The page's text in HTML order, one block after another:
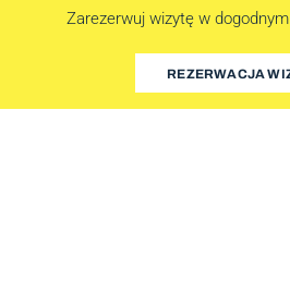
Zarezerwuj wizytę w
REZERWACJA